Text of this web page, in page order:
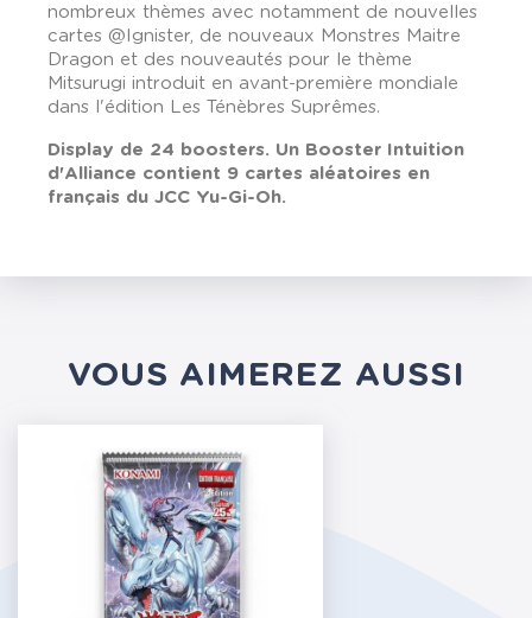
nombreux thèmes avec notamment de nouvelles
cartes @Ignister, de nouveaux Monstres Maitre
Dragon et des nouveautés pour le thème
Mitsurugi introduit en avant-première mondiale
dans l'édition Les Ténèbres Suprêmes.
Display de 24 boosters. Un Booster Intuition
d'Alliance contient 9 cartes aléatoires en
français du JCC Yu-Gi-Oh.
VOUS AIMEREZ AUSSI